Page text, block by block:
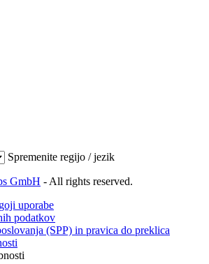
Spremenite regijo / jezik
GmbH - All rights reserved.
uporabe
podatkov
(SPP) in pravica do preklica